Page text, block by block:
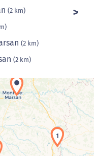
(2 km)
(2 km)
(2 km)
1